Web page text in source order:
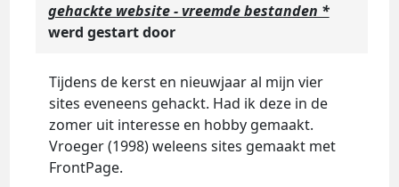
gehackte website - vreemde bestanden *
werd gestart door
Tijdens de kerst en nieuwjaar al mijn vier
sites eveneens gehackt. Had ik deze in de
zomer uit interesse en hobby gemaakt.
Vroeger (1998) weleens sites gemaakt met
FrontPage.